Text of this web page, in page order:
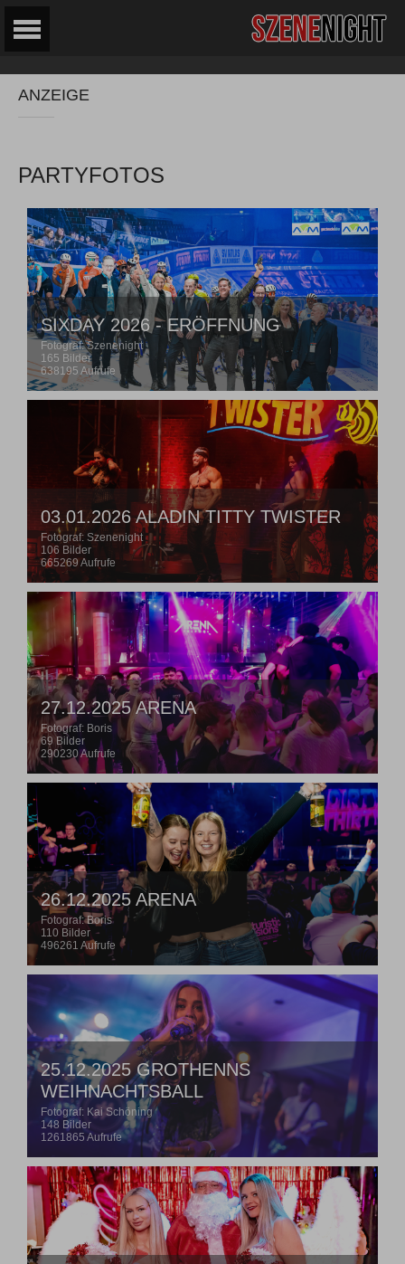
ANZEIGE
PARTYFOTOS
SIXDAY 2026 - ERÖFFNUNG
Fotograf: Szenenight
165 Bilder
638195 Aufrufe
03.01.2026 ALADIN TITTY TWISTER
Fotograf: Szenenight
106 Bilder
665269 Aufrufe
27.12.2025 ARENA
Fotograf: Boris
69 Bilder
290230 Aufrufe
26.12.2025 ARENA
Fotograf: Boris
110 Bilder
496261 Aufrufe
25.12.2025 GROTHENNS
WEIHNACHTSBALL
Fotograf: Kai Schöning
148 Bilder
1261865 Aufrufe